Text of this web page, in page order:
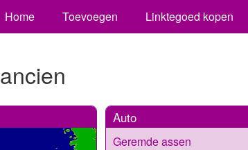
Home Toevoegen Linktegoed kopen
Auto
Geremde assen